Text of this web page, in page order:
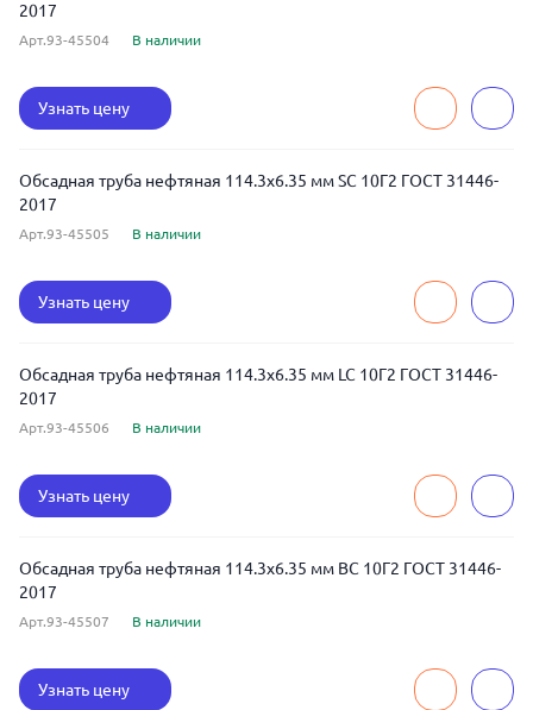
2017
Арт.93-45504 В наличии
Узнать цену
Обсадная труба нефтяная 114.3x6.35 мм SC 10Г2 ГОСТ 31446-
2017
Арт.93-45505 В наличии
Узнать цену
Обсадная труба нефтяная 114.3x6.35 мм LC 10Г2 ГОСТ 31446-
2017
Арт.93-45506 В наличии
Узнать цену
Обсадная труба нефтяная 114.3x6.35 мм BC 10Г2 ГОСТ 31446-
2017
Арт.93-45507 В наличии
Узнать цену